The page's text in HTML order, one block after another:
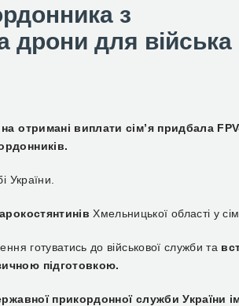
з
дрони для війська
отримані виплати сімʼя придбала
України.
Хмельницької області у
готуватись до військової служби та
підготовкою.
прикордонної служби України